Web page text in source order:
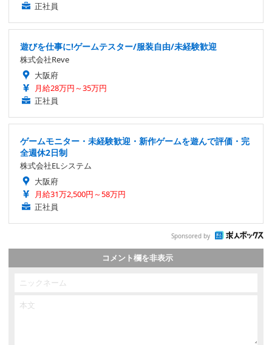
正社員
遊びを仕事に!ゲームテスター/服装自由/未経験歓迎
株式会社Reve
大阪府
月給28万円～35万円
正社員
ゲームモニター・未経験歓迎・新作ゲームを遊んで評価・完
全週休2日制
株式会社ELシステム
大阪府
月給31万2,500円～58万円
正社員
Sponsored by
コメント欄を非表示